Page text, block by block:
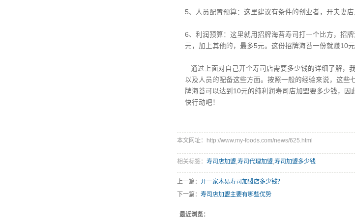
5、人员配置预算：这里建议有条件的创业者，开夫妻
6、利润预算：这里就用招牌海苔寿司打一个比方，招
元，加上其他的，最多5元。这份招牌海苔一份就赚10元
通过上面对自己开个寿司店需要多少钱的详细了解，
以及人员的配备这些方面。按照一般的经验来说，这
牌海苔可以达到10元的纯利润寿司店加盟要多少钱，
快行动吧！
本文网址：http://www.my-foods.com/news/625.html
相关标签： 寿司店加盟 寿司代理加盟 寿司加盟多少钱
上一篇： 开一家木易寿司加盟店多少钱？
下一篇： 寿司店加盟主要有哪些优势
最近浏览：